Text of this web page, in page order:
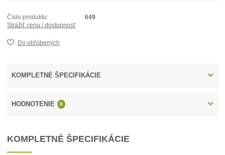
Číslo produktu:
649
Strážiť cenu / dostupnosť
Do obľúbených
KOMPLETNÉ ŠPECIFIKÁCIE
HODNOTENIE 0
KOMPLETNÉ ŠPECIFIKÁCIE